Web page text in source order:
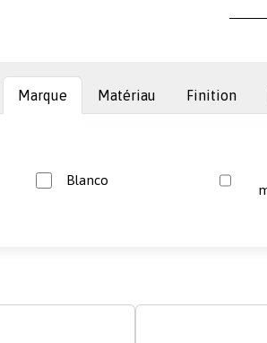
Marque
Matériau Finition
Blanco